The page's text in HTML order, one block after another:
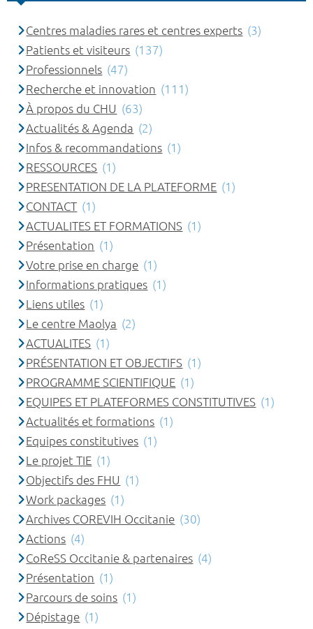
Centres maladies rares et centres experts (3)
Patients et visiteurs (137)
Professionnels (47)
Recherche et innovation (111)
À propos du CHU (63)
Actualités & Agenda (2)
Infos & recommandations (1)
RESSOURCES (1)
PRESENTATION DE LA PLATEFORME (1)
CONTACT (1)
ACTUALITES ET FORMATIONS (1)
Présentation (1)
Votre prise en charge (1)
Informations pratiques (1)
Liens utiles (1)
Le centre Maolya (2)
ACTUALITES (1)
PRÉSENTATION ET OBJECTIFS (1)
PROGRAMME SCIENTIFIQUE (1)
EQUIPES ET PLATEFORMES CONSTITUTIVES (1)
Actualités et formations (1)
Equipes constitutives (1)
Le projet TIE (1)
Objectifs des FHU (1)
Work packages (1)
Archives COREVIH Occitanie (30)
Actions (4)
CoReSS Occitanie & partenaires (4)
Présentation (1)
Parcours de soins (1)
Dépistage (1)